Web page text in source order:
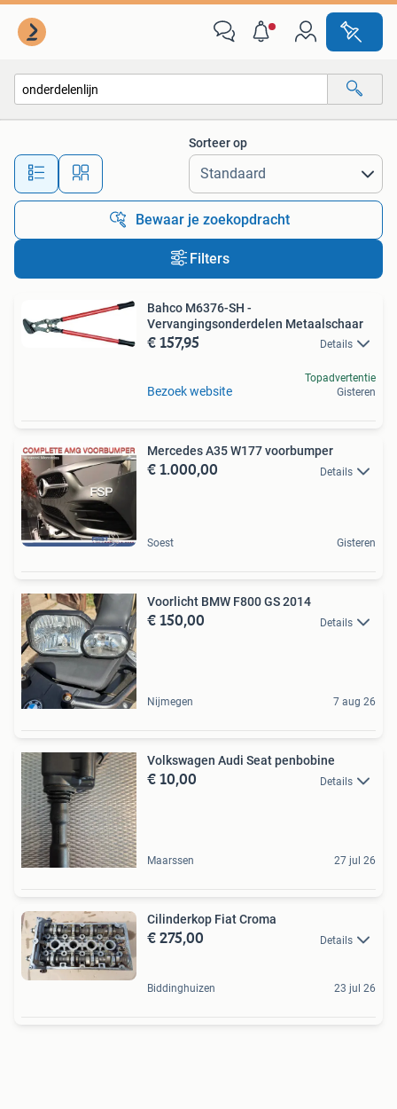
Alle afstanden…
Sorteer op
Bewaar je zoekopdracht
Filters
Bahco M6376-SH -
Vervangingsonderdelen Metaalschaar
€ 157,95 Details
Bezoek website
Topadvertentie
Gisteren
Mercedes A35 W177 voorbumper
€ 1.000,00 Details
Soest Gisteren
Voorlicht BMW F800 GS 2014
€ 150,00 Details
Nijmegen 7 aug 26
Volkswagen Audi Seat penbobine
€ 10,00 Details
Maarssen 27 jul 26
Cilinderkop Fiat Croma
€ 275,00 Details
Biddinghuizen 23 jul 26